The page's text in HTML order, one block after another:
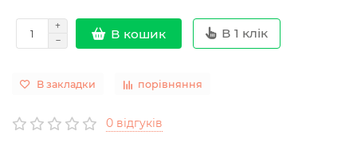
В кошик В 1 клік
В закладки порівняння
0 відгуків